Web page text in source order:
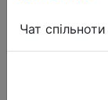
#YMarket #RU
Поделись с
Чат